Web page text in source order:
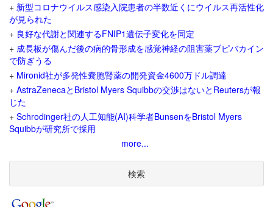
+ 新型コロナウイルス感染入院患者の半数近くにウイルス再活性化
が見られた
+ 良好な代謝と関連するFNIP1遺伝子変化を同定
+ 成長板が傷んだ後の病的骨形成を感覚神経の阻害薬ブピバカイン
で防ぎうる
+ Mironid社が多発性嚢胞腎薬の開発資金4600万ドル調達
+ AstraZenecaとBristol Myers Squibbの交渉はないとReutersが報
じた
+ Schrodinger社の人工知能(AI)科学者BunsenをBristol Myers
Squibbが研究所で採用
more...
検索